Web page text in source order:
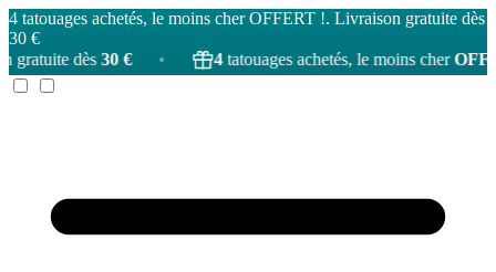
4 tatouages achetés, le moins cher OFFERT !. Livraison gratuite dès
30 €
•
4tatouages achetés, le moins cherOFFERT! •